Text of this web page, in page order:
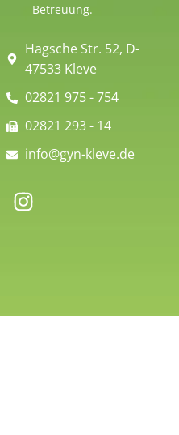
Betreuung.
Hagsche Str. 52, D-
47533 Kleve
02821 975 - 754
02821 293 - 14
info@gyn-kleve.de
I
n
r